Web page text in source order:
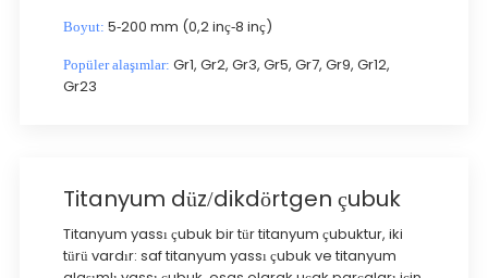
Boyut: 5-200 mm (0,2 inç-8 inç)
Popüler alaşımlar: Gr1, Gr2, Gr3, Gr5, Gr7, Gr9, Gr12,
Gr23
Titanyum düz/dikdörtgen çubuk
Titanyum yassı çubuk bir tür titanyum çubuktur, iki
türü vardır: saf titanyum yassı çubuk ve titanyum